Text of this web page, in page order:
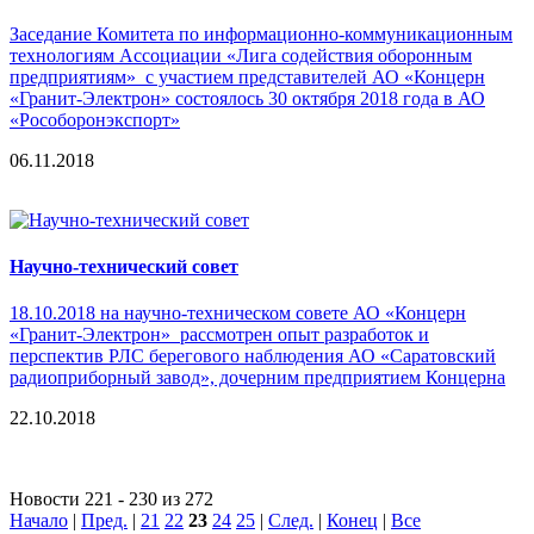
Заседание Комитета по информационно-коммуникационным
технологиям Ассоциации «Лига содействия оборонным
предприятиям» с участием представителей АО «Концерн
«Гранит-Электрон» состоялось 30 октября 2018 года в АО
«Рособоронэкспорт»
06.11.2018
Научно-технический совет
18.10.2018 на научно-техническом совете АО «Концерн
«Гранит-Электрон» рассмотрен опыт разработок и
перспектив РЛС берегового наблюдения АО «Саратовский
радиоприборный завод», дочерним предприятием Концерна
22.10.2018
Новости 221 - 230 из 272
Начало | Пред. | 21 22 23 24 25 | След. | Конец | Все